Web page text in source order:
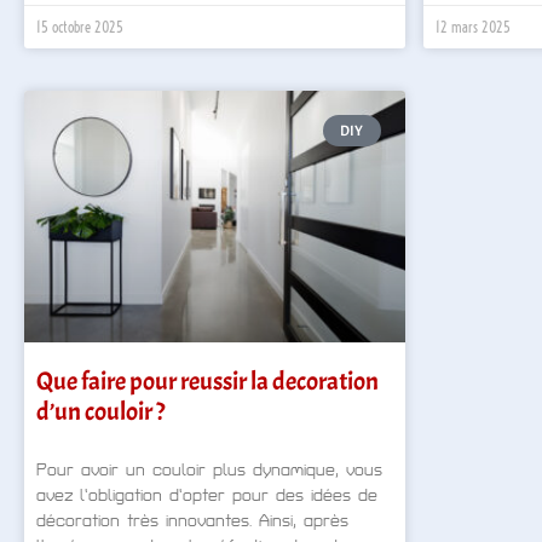
15 octobre 2025 12 mars 2025
DIY
Que faire pour reussir la decoration
d’un couloir ?
Pour avoir un couloir plus dynamique, vous
avez l’obligation d’opter pour des idées de
décoration très innovantes. Ainsi, après